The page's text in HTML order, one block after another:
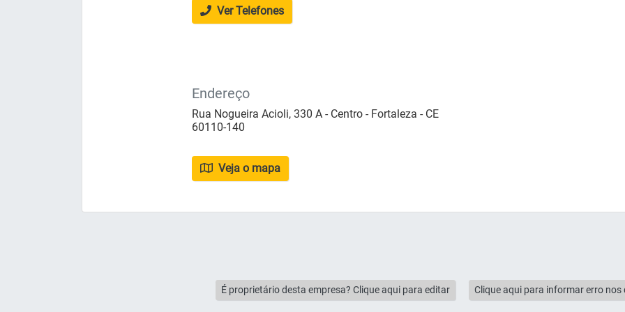
Ver Telefones
Endereço
Rua Nogueira Acioli, 330 A - Centro - Fortaleza - CE
60110-140
Veja o mapa
É proprietário desta empresa? Clique aqui para editar Clique aqui para informar erro nos